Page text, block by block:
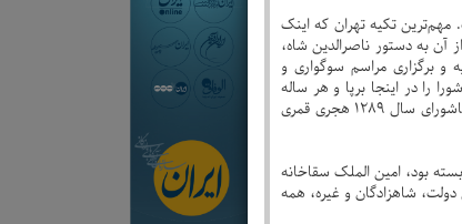
مهم‌ترین تکیه تهران که اینک
آن به دستور ناصرالدین شاه،
برگزاری مراسم سوگواری و
شاه مراسم عزاداری عاشورا را در اینجا برپا و هر ساله
خاطرات خود را از این مراسم به رشته تحریر درمی‌آورد، گاهی به تفصیل و گاهی خلاصه. ذیلاً خاطرات ناصرالدین شاه در دهه عاشورای سال 1289 هجری قمری
بود، امین الملک سقاخانه
شاهزادگان و غیره، همه